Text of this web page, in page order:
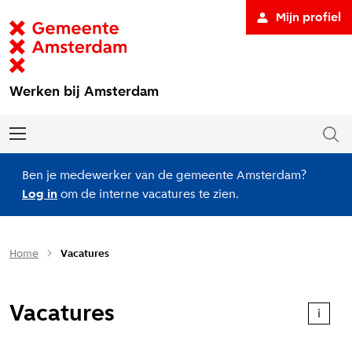
Werken bij Amsterdam
Mijn profiel
Ben je medewerker van de gemeente Amsterdam?
Log in om de interne vacatures te zien.
Home Vacatures
Vacatures i